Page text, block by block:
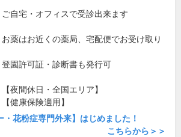
ご自宅・オフィスで受診出来ます
お薬はお近くの薬局、宅配便でお受け取り
登園許可証・診断書も発行可
【夜間休日・全国エリア】
【健康保険適用】
・花粉症専門外来】はじめました！
こちらから＞＞